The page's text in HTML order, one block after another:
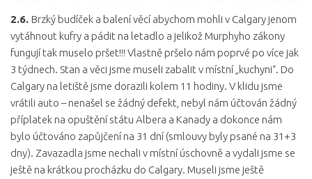
2.6. Brzký budíček a balení věcí abychom mohli v Calgary jenom
vytáhnout kufry a pádit na letadlo a jelikož Murphyho zákony
fungují tak muselo pršet!!! Vlastně pršelo nám poprvé po více jak
3 týdnech. Stan a věci jsme museli zabalit v místní „kuchyni“. Do
Calgary na letiště jsme dorazili kolem 11 hodiny. V klidu jsme
vrátili auto – nenašel se žádný defekt, nebyl nám účtován žádný
příplatek na opuštění státu Albera a Kanady a dokonce nám
bylo účtováno zapůjčení na 31 dní (smlouvy byly psané na 31+3
dny). Zavazadla jsme nechali v místní úschovně a vydali jsme se
ještě na krátkou procházku do Calgary. Museli jsme ještě